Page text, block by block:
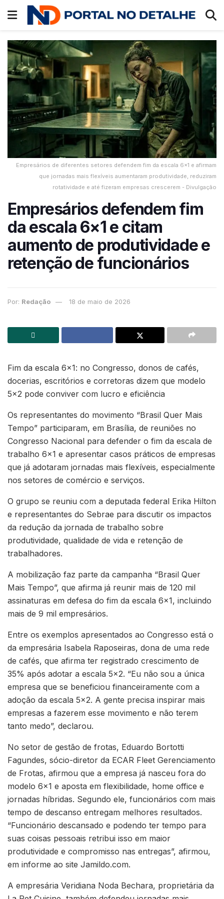
Empresários de diferentes setores defendem fim da escala 6x1 e afirmam
que jornadas mais flexíveis aumentaram produtividade, reduziram
rotatividade e até fizeram empresas crescerem - Divulgação
Empresários defendem fim
da escala 6×1 e citam
aumento de produtividade e
retenção de funcionários
Por: Redação 18 de maio de 2026
Fim da escala 6×1: no Congresso, donos de cafés,
docerias, escritórios e corretoras dizem que modelo
5×2 pode conviver com lucro e eficiência
Os representantes do movimento “Brasil Quer Mais
Tempo” participaram, em Brasília, de reuniões no
Congresso Nacional para defender o fim da escala de
trabalho 6×1 e apresentar casos práticos de empresas
que já adotaram jornadas mais flexíveis, especialmente
nos setores de comércio e serviços.
O grupo se reuniu com a deputada federal Erika Hilton
e representantes do Sebrae para discutir os impactos
da redução da jornada de trabalho sobre
produtividade, qualidade de vida e retenção de
trabalhadores.
A mobilização faz parte da campanha “Brasil Quer
Mais Tempo”, que afirma já reunir mais de 120 mil
assinaturas em defesa do fim da escala 6×1, incluindo
mais de 9 mil empresários.
Entre os exemplos apresentados ao Congresso está o
da empresária Isabela Raposeiras, dona de uma rede
de cafés, que afirma ter registrado crescimento de
35% após adotar a escala 5×2. “Eu não sou a única
empresa que se beneficiou financeiramente com a
adoção da escala 5×2. A gente precisa inspirar mais
empresas a fazerem esse movimento e não terem
tanto medo”, declarou.
No setor de gestão de frotas, Eduardo Bortotti
Fagundes, sócio-diretor da ECAR Fleet Gerenciamento
de Frotas, afirmou que a empresa já nasceu fora do
modelo 6×1 e aposta em flexibilidade, home office e
jornadas híbridas. Segundo ele, funcionários com mais
tempo de descanso entregam melhores resultados.
“Funcionário descansado e podendo ter tempo para
suas coisas pessoais retribui isso em maior
produtividade e compromisso nas entregas”, afirmou,
em informe ao site Jamildo.com.
A empresária Veridiana Noda Bechara, proprietária da